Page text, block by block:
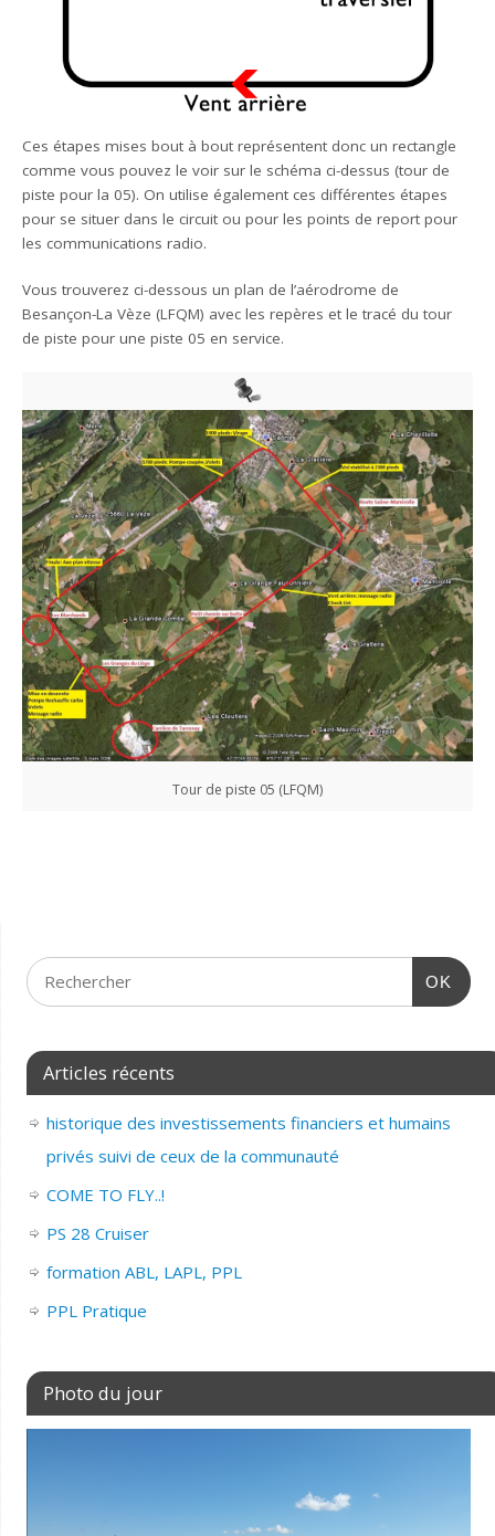
Ces étapes mises bout à bout représentent donc un rectangle
comme vous pouvez le voir sur le schéma ci-dessus (tour de
piste pour la 05). On utilise également ces différentes étapes
pour se situer dans le circuit ou pour les points de report pour
les communications radio.
Vous trouverez ci-dessous un plan de l’aérodrome de
Besançon-La Vèze (LFQM) avec les repères et le tracé du tour
de piste pour une piste 05 en service.
Tour de piste 05 (LFQM)
OK
Articles récents
historique des investissements financiers et humains
privés suivi de ceux de la communauté
COME TO FLY..!
PS 28 Cruiser
formation ABL, LAPL, PPL
PPL Pratique
Photo du jour